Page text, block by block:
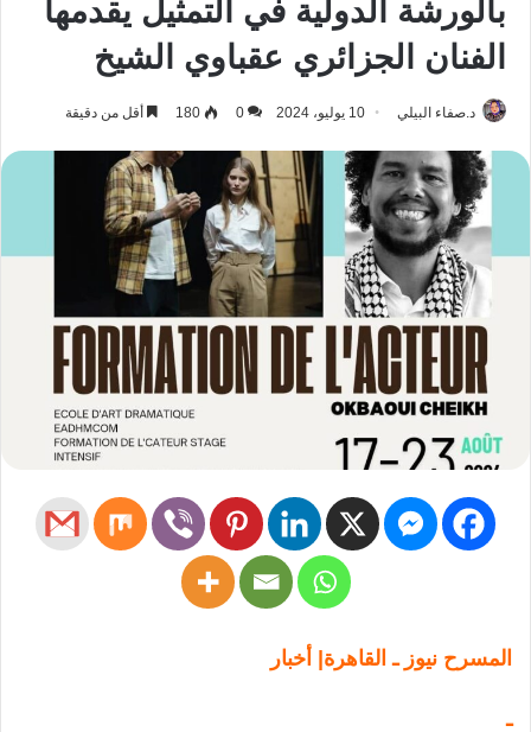
بالورشة الدولية في التمثيل يقدمها
الفنان الجزائري عقباوي الشيخ
د.صفاء البيلي 10 يوليو، 2024 0
180 أقل من دقيقة
المسرح نيوز ـ القاهرة| أخبار
ـ